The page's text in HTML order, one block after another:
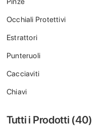
Occhiali Protettivi
Estrattori
Punteruoli
Cacciaviti
Chiavi
Tutti i Prodotti (40)